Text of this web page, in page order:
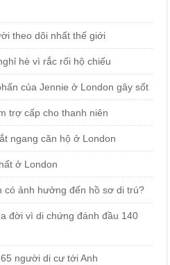
theo dõi nhất thế giới
hè vì rắc rối hộ chiếu
của Jennie ở London gây sốt
trợ cấp cho thanh niên
ngang căn hộ ở London
ở London
có ảnh hưởng đến hồ sơ di trú?
đời vì di chứng đánh đầu 140
người di cư tới Anh